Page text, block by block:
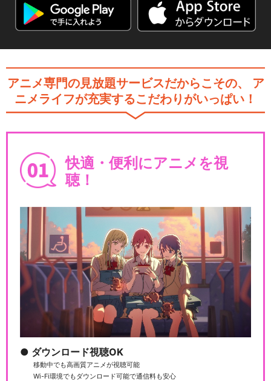
ドキドキ！プリキュア
ハピネスチャージプリキュ
ア！
Go！プリンセスプリキュア
魔法つかいプリキュア！
魔法つかいプリキュア！！～
MIRAI DAYS～
アニメ専門の見放題サービスだからこその、
ア
ニメライフが充実するこだわりがいっぱい！
快適・便利にアニメを視
聴！
ダウンロード視聴OK
移動中でも高画質アニメが視聴可能
Wi-Fi環境でもダウンロード可能で通信料も安心